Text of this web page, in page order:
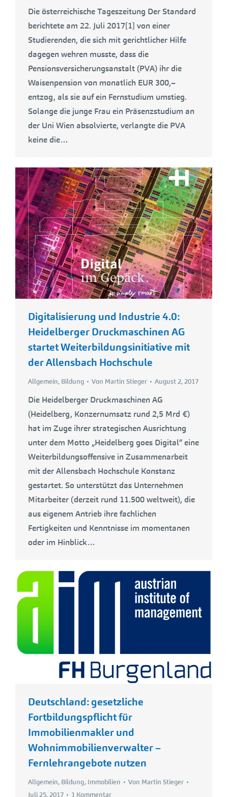
Die österreichische Tageszeitung Der Standard
berichtete am 22. Juli 2017[1] von einer
Studierenden, die sich mit gerichtlicher Hilfe
dagegen wehren musste, dass die
Pensionsversicherungsanstalt (PVA) ihr die
Waisenpension von monatlich EUR 300,–
entzog, als sie auf ein Fernstudium umstieg.
Solange die junge Frau ein Präsenzstudium an
der Uni Wien absolvierte, verlangte die PVA
keine die…
Digitalisierung und Industrie 4.0:
Heidelberger Druckmaschinen AG
startet Weiterbildungsinitiative mit
der Allensbach Hochschule
Allgemein, Bildung Von Martin Stieger August 2, 2017
Die Heidelberger Druckmaschinen AG
(Heidelberg, Konzernumsatz rund 2,5 Mrd €)
hat im Zuge ihrer strategischen Ausrichtung
unter dem Motto „Heidelberg goes Digital“ eine
Weiterbildungsoffensive in Zusammenarbeit
mit der Allensbach Hochschule Konstanz
gestartet. So unterstützt das Unternehmen
Mitarbeiter (derzeit rund 11.500 weltweit), die
aus eigenem Antrieb ihre fachlichen
Fertigkeiten und Kenntnisse im momentanen
oder im Hinblick…
Deutschland: gesetzliche
Fortbildungspflicht für
Immobilienmakler und
Wohnimmobilienverwalter –
Fernlehrangebote nutzen
Allgemein, Bildung, Immobilien Von Martin Stieger
Juli 25, 2017
1 Kommentar